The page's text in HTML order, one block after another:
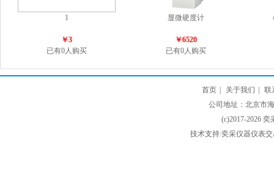
1
￥3
已有0人购买
显微硬度计
￥6520
已有0人购买
首页 关于我们
联
公司地址：北京市
(c)2017-2026
技术支持:奕采仪器仪表